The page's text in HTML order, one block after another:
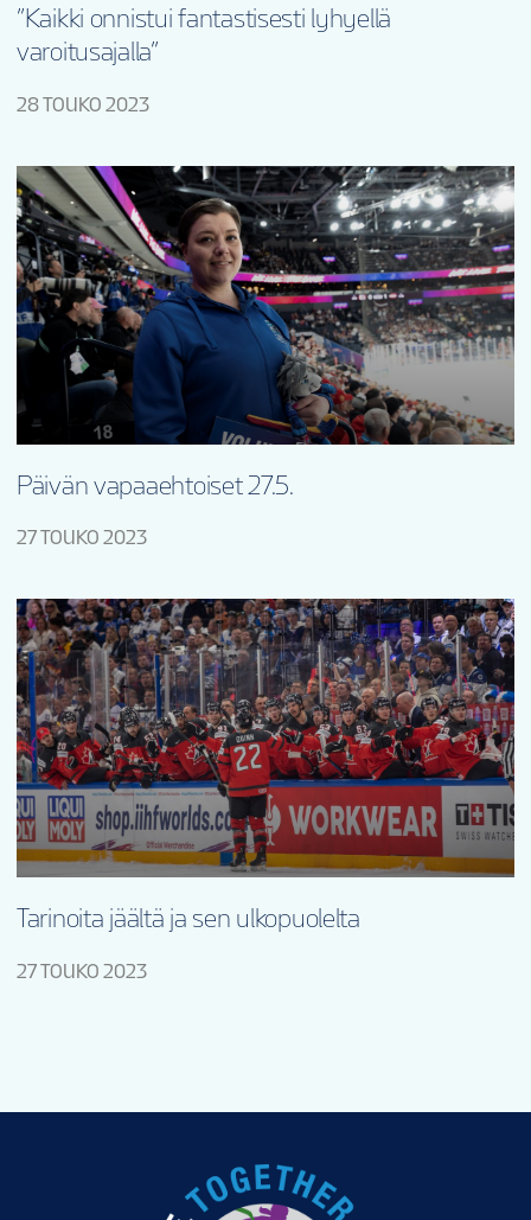
”Kaikki onnistui fantastisesti lyhyellä
varoitusajalla”
28 TOUKO 2023
Päivän vapaaehtoiset 27.5.
27 TOUKO 2023
Tarinoita jäältä ja sen ulkopuolelta
27 TOUKO 2023